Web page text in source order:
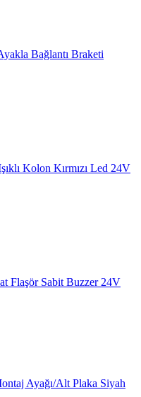
Bağlantı Braketi
Kolon Kırmızı Led 24V
Flaşör Sabit Buzzer 24V
Ayağı/Alt Plaka Siyah